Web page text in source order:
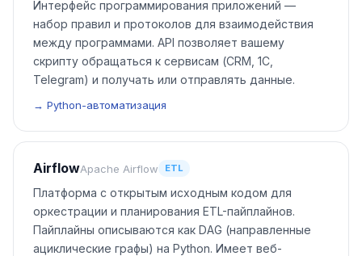
Интерфейс программирования приложений —
набор правил и протоколов для взаимодействия
между программами. API позволяет вашему
скрипту обращаться к сервисам (CRM, 1С,
Telegram) и получать или отправлять данные.
→ Python-автоматизация
AirflowApache Airflow ETL
Платформа с открытым исходным кодом для
оркестрации и планирования ETL-пайплайнов.
Пайплайны описываются как DAG (направленные
ациклические графы) на Python. Имеет веб-